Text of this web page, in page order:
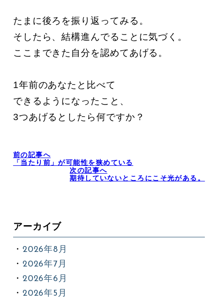
たまに後ろを振り返ってみる。
そしたら、結構進んでることに気づく。
ここまできた自分を認めてあげる。
1年前のあなたと比べて
できるようになったこと、
3つあげるとしたら何ですか？
前の記事へ
「当たり前」が可能性を狭めている
次の記事へ
期待していないところにこそ光がある。
アーカイブ
2026年8月
2026年7月
2026年6月
2026年5月